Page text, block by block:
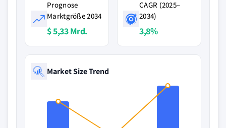
Prognose
Marktgröße 2034
$ 5,33 Mrd.
CAGR (2025–
2034)
3,8%
Market Size Trend